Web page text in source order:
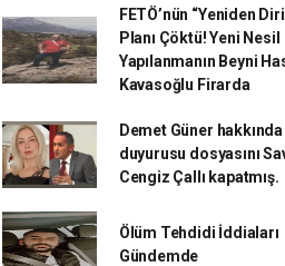
FETÖ’nün “Yeniden
Planı Çöktü! Yeni Nesil
Yapılanmanın Beyni
Kavasoğlu Firarda
Demet Güner
duyurusu dosyasını
Cengiz Çallı kapatmış.
Ölüm Tehdidi İddiaları
Gündemde